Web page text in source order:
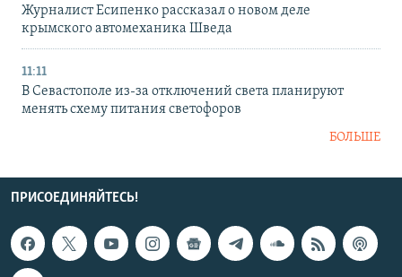
Журналист Есипенко рассказал о новом деле
крымского автомеханика Шведа
11:11
В Севастополе из-за отключений света планируют
менять схему питания светофоров
БОЛЬШЕ
ПРИСОЕДИНЯЙТЕСЬ!